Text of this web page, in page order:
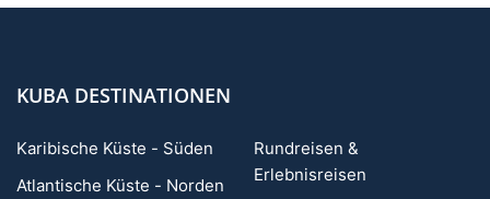
KUBA DESTINATIONEN
Karibische Küste - Süden
Atlantische Küste - Norden
Rundreisen &
Erlebnisreisen